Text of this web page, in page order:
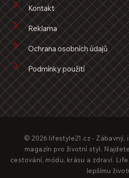
Kontakt
Reklama
Ochrana osobních údajů
Podmínky použití
© 2026 lifestyle21.cz -
magazín pro životní styl.
cestování, módu, krásu a zdraví.
lepšímu